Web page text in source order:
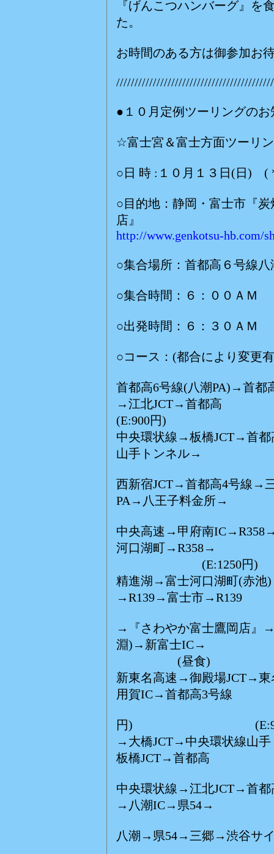
『げんこつハンバーグ』を
た。
お時間のある方は御参加お
●１０月定例ツーリングのお
☆富士宮＆富士方面ツーリ
○日 時 :１０月１３日(日) (
○目的地：静岡・富士市『
店』
http://www.genkotsu-hb.com/
○集合場所：首都高６号線八
○集合時間：６：００ＡＭ
○出発時間：６：３０ＡＭ
○コース：(都合により変更
首都高6号線(八潮PA)→首
→江北JCT→首都高
(E:900円)
中央環状線→板橋JCT→首
山手トンネル→
西新宿JCT→首都高4号線→
PA→八王子料金所→
中央高速→甲府南
河口湖町→R358→
(E:1250円)
精進湖→富士河口湖町(赤
→R139→富士市→R139
→『さわやか富士鷹岡店』
淵)→新富士IC→
(昼食)
新東名高速→御殿場JCT→
用賀IC→首都高3号線
円) (E:900
→大橋JCT→中央環状線山
板橋JCT→首都高
中央環状線→江北JCT→首
→八潮IC→県54→
八潮→県54→三郷→渋谷サ